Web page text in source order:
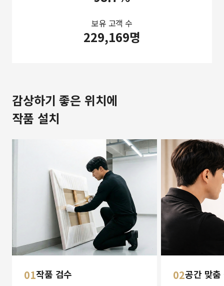
보유 고객 수
229,169명
감상하기 좋은 위치에
작품 설치
01작품 검수 02공간 맞